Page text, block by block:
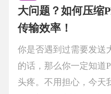
大问题？如何压缩
传输效率！
你是否遇到过需要发送
的话，那么你一定知道
头疼。不用担心，今天